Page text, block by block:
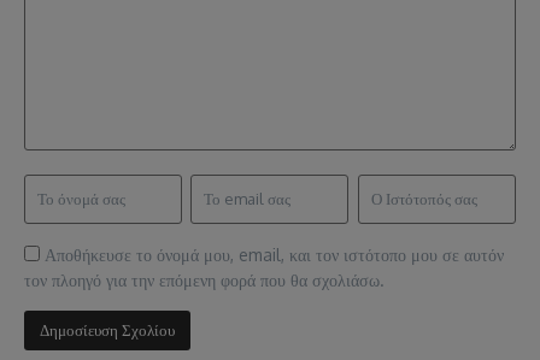
Αποθήκευσε το όνομά μου, email, και τον ιστότοπο μου σε αυτόν
τον πλοηγό για την επόμενη φορά που θα σχολιάσω.